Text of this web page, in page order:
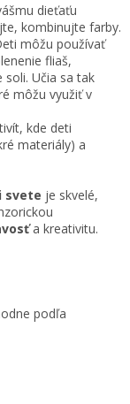
dieťaťu
kombinujte farby.
môžu používať
fliaš,
soli. Učia sa tak
môžu využiť v
kde deti
materiály) a
svete je skvelé,
a kreativitu.
podľa